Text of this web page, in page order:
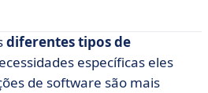
diferentes tipos de
específicas eles
de software são mais